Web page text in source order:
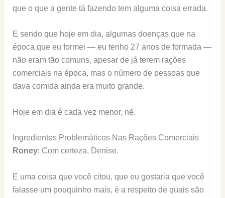
que o que a gente tá fazendo tem alguma coisa errada.
E sendo que hoje em dia, algumas doenças que na
época que eu formei — eu tenho 27 anos de formada —
não eram tão comuns, apesar de já terem rações
comerciais na época, mas o número de pessoas que
dava comida ainda era muito grande.
Hoje em dia é cada vez menor, né.
Ingredientes Problemáticos Nas Rações Comerciais
Roney: Com certeza, Denise.
E uma coisa que você citou, que eu gostaria que você
falasse um pouquinho mais, é a respeito de quais são